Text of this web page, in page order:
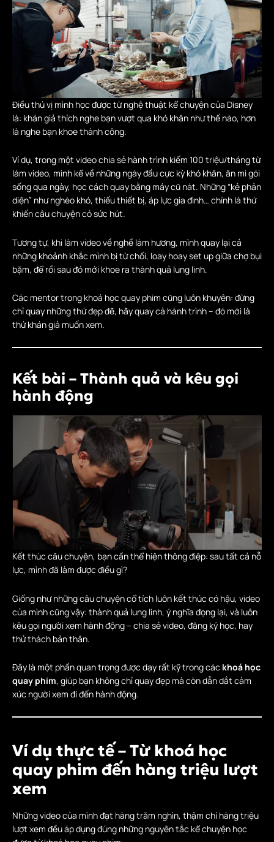
Điều thú vị mình học được từ nghệ thuật kể chuyện của Disney
là: khán giả thích nghe bạn vượt qua khó khăn như thế nào, hơn
là nghe bạn khoe thành công.
Ví dụ, trong một video chia sẻ hành trình kiếm 100 triệu/tháng từ
làm video, mình kể về những ngày đầu cực kỳ khó khăn, ăn mì gói
sống qua ngày, học cách quay bằng máy cũ nát. Những “kẻ phản
diện” như nghèo khó, thiếu thiết bị, áp lực gia đình… chính là thứ
khiến câu chuyện có sức hút.
Tương tự, khi làm video về nghề làm hương, mình quay lại cả
những khoảnh khắc mình bị từ chối, loay hoay set up giữa chợ bụi
bặm, để rồi sau đó mới khoe ra thành quả lung linh.
Các mentor trong khoá học quay phim cũng luôn khuyên: đừng
chỉ quay những thứ đẹp đẽ, hãy quay cả hành trình – đó mới là
thứ khán giả muốn xem.
Kết bài – Thành quả và kêu gọi
hành động
Kết thúc câu chuyện, bạn cần thể hiện thông điệp: sau tất cả nỗ
lực, mình đã làm được điều gì?
Giống như những câu chuyện cổ tích luôn kết thúc có hậu, video
của mình cũng vậy: thành quả lung linh, ý nghĩa đọng lại, và luôn
kêu gọi người xem hành động – chia sẻ video, đăng ký học, hay
thử thách bản thân.
Đây là một phần quan trọng được dạy rất kỹ trong các khoá học
quay phim, giúp bạn không chỉ quay đẹp mà còn dẫn dắt cảm
xúc người xem đi đến hành động.
Ví dụ thực tế – Từ khoá học
quay phim đến hàng triệu lượt
xem
Những video của mình đạt hàng trăm nghìn, thậm chí hàng triệu
lượt xem đều áp dụng đúng những nguyên tắc kể chuyện học